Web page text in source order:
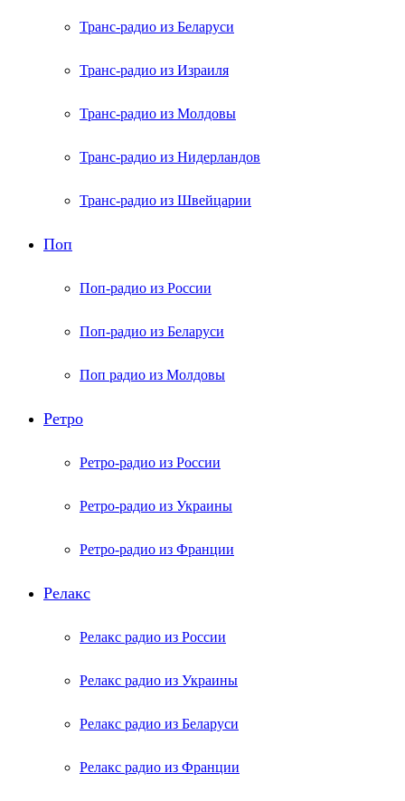
Транс-радио из Беларуси
Транс-радио из Израиля
Транс-радио из Молдовы
Транс-радио из Нидерландов
Транс-радио из Швейцарии
Поп
Поп-радио из России
Поп-радио из Беларуси
Поп радио из Молдовы
Ретро
Ретро-радио из России
Ретро-радио из Украины
Ретро-радио из Франции
Релакс
Релакс радио из России
Релакс радио из Украины
Релакс радио из Беларуси
Релакс радио из Франции